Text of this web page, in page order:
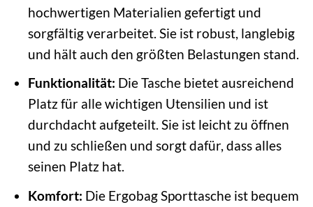
hochwertigen Materialien gefertigt und
sorgfältig verarbeitet. Sie ist robust, langlebig
und hält auch den größten Belastungen stand.
Funktionalität: Die Tasche bietet ausreichend
Platz für alle wichtigen Utensilien und ist
durchdacht aufgeteilt. Sie ist leicht zu öffnen
und zu schließen und sorgt dafür, dass alles
seinen Platz hat.
Komfort: Die Ergobag Sporttasche ist bequem